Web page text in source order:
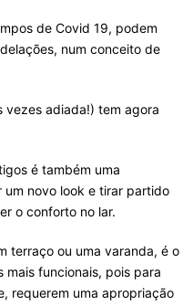
de Covid 19, podem
num conceito de
adiada!) tem agora
é também uma
novo look e tirar partido
o conforto no lar.
terraço ou uma varanda, é o
mais funcionais, pois para
requerem uma apropriação